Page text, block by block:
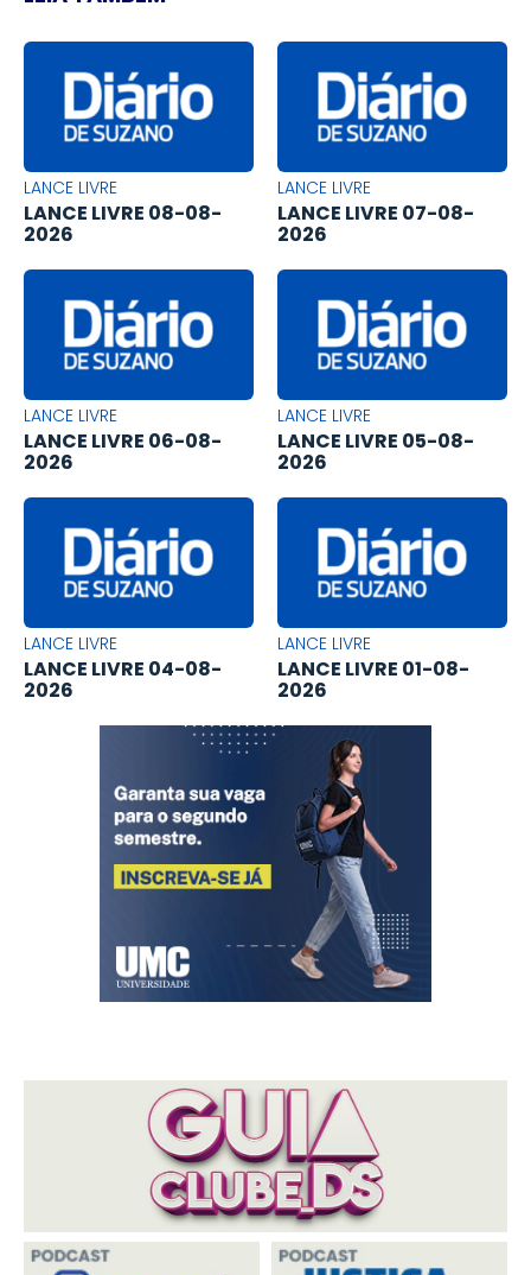
LANCE LIVRE
LANCE LIVRE 08-08-
2026
LANCE LIVRE
LANCE LIVRE 07-08-
2026
LANCE LIVRE
LANCE LIVRE 06-08-
2026
LANCE LIVRE
LANCE LIVRE 05-08-
2026
LANCE LIVRE
LANCE LIVRE 04-08-
2026
LANCE LIVRE
LANCE LIVRE 01-08-
2026